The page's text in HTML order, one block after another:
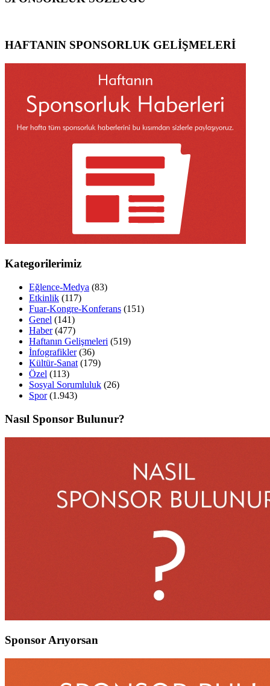
HAFTANIN SPONSORLUK GELİŞMELERİ
Kategorilerimiz
Eğlence-Medya (83)
Etkinlik (117)
Fuar-Kongre-Konferans (151)
Genel (141)
Haber(477)
Haftanın Gelişmeleri (519)
İnfografikler(36)
Kültür-Sanat (179)
Özel (113)
Sosyal Sorumluluk (26)
Spor(1.943)
Nasıl Sponsor Bulunur?
Sponsor Arıyorsan